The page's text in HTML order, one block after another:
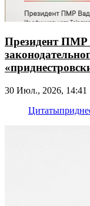
Президент ПМР
30 Июл., 2026, 14:41
Цитаты